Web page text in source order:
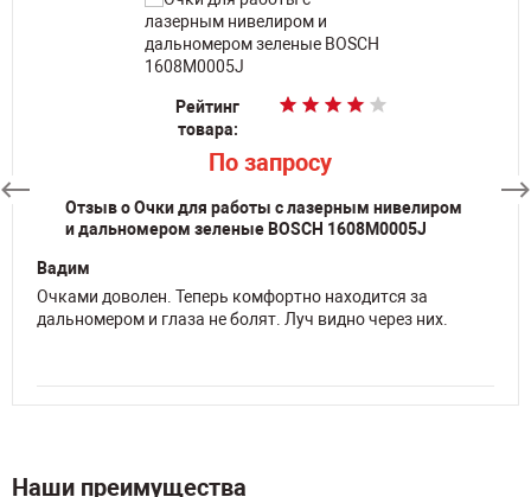
Рейтинг
товара:
По запросу
Отзыв о Очки для работы с лазерным нивелиром
и дальномером зеленые BOSCH 1608M0005J
Вадим
Очками доволен. Теперь комфортно находится за
дальномером и глаза не болят. Луч видно через них.
Рейтинг
товара:
По запросу
товара:
7 519
товара:
7 519
Наши преимущества